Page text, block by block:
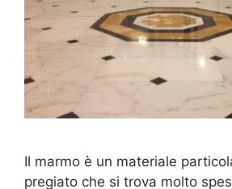
Il marmo è un materiale
pregiato che si trova molto